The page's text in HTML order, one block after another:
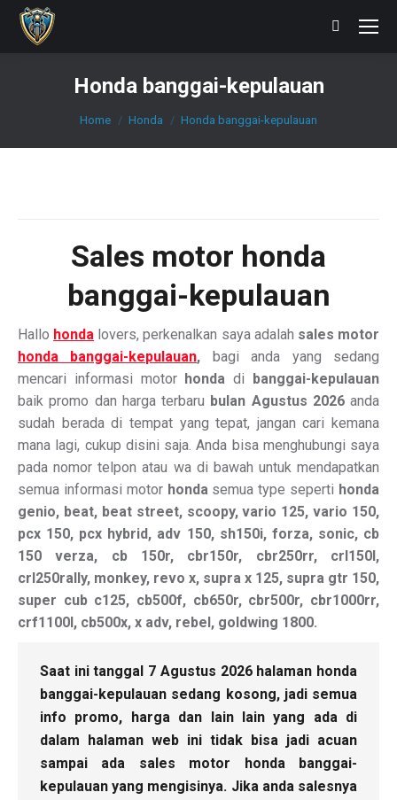
Search:
Honda banggai-kepulauan
You are here:
Home Honda Honda banggai-kepulauan
Sales motor honda
banggai-kepulauan
Hallo honda lovers, perkenalkan saya adalah sales motor
honda banggai-kepulauan, bagi anda yang sedang
mencari informasi motor honda di banggai-kepulauan
baik promo dan harga terbaru bulan Agustus 2026 anda
sudah berada di tempat yang tepat, jangan cari kemana
mana lagi, cukup disini saja. Anda bisa menghubungi saya
pada nomor telpon atau wa di bawah untuk mendapatkan
semua informasi motor hondasemua type seperti honda
genio, beat, beat street, scoopy, vario 125, vario 150,
pcx 150, pcx hybrid, adv 150, sh150i, forza, sonic, cb
150 verza, cb 150r, cbr150r, cbr250rr, crl150l,
crl250rally, monkey, revo x, supra x 125, supra gtr 150,
super cub c125, cb500f, cb650r, cbr500r, cbr1000rr,
crf1100l, cb500x, x adv, rebel, goldwing 1800.
Saat ini tanggal 7 Agustus 2026 halaman honda
banggai-kepulauan sedang kosong, jadi semua
info promo, harga dan lain lain yang ada di
dalam halaman web ini tidak bisa jadi acuan
sampai ada sales motor honda banggai-
kepulauan yang mengisinya. Jika anda salesnya